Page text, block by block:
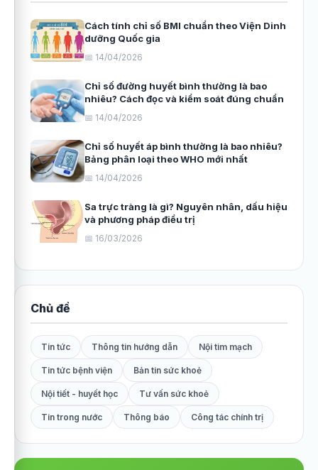
Cách tính chỉ số BMI chuẩn theo Viện Dinh
dưỡng Quốc gia
📅 14/04/2026
Chỉ số đường huyết bình thường là bao
nhiêu? Cách đọc và kiểm soát đúng chuẩn
📅 14/04/2026
Chỉ số huyết áp bình thường là bao nhiêu?
Bảng phân loại theo WHO mới nhất
📅 14/04/2026
Sa trực tràng là gì? Nguyên nhân, dấu hiệu
và phương pháp điều trị
📅 16/03/2026
Chủ đề
Tin tức Thông tin hướng dẫn Nội tim mạch
Tin tức bệnh viện Bản tin sức khoẻ
Nội tiết - huyết học Tư vấn sức khoẻ
Tin trong nước Thông báo Công tác chính trị